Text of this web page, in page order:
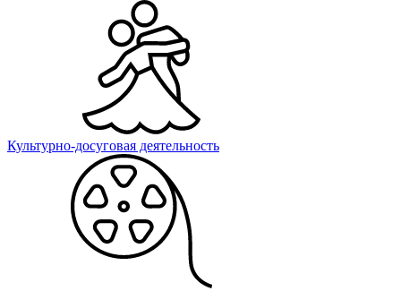
Культурно-досуговая деятельность